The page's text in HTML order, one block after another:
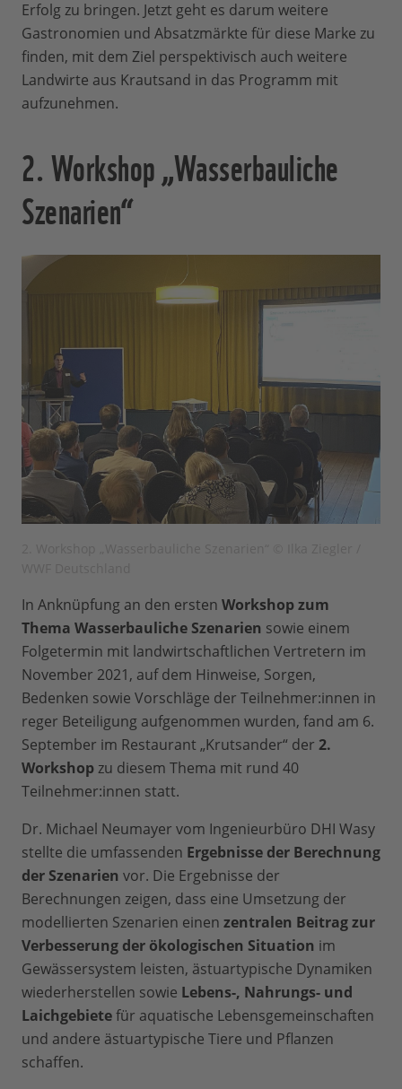
Erfolg zu bringen. Jetzt geht es darum weitere
Gastronomien und Absatzmärkte für diese Marke zu
finden, mit dem Ziel perspektivisch auch weitere
Landwirte aus Krautsand in das Programm mit
aufzunehmen.
2. Workshop „Wasserbauliche
Szenarien“
In Anknüpfung an den ersten Workshop zum
Thema Wasserbauliche Szenarien sowie einem
Folgetermin mit landwirtschaftlichen Vertretern im
November 2021, auf dem Hinweise, Sorgen,
Bedenken sowie Vorschläge der Teilnehmer:innen in
reger Beteiligung aufgenommen wurden, fand am 6.
September im Restaurant „Krutsander“ der 2.
Workshopzu diesem Thema mit rund 40
Teilnehmer:innen statt.
Dr. Michael Neumayer vom Ingenieurbüro DHI Wasy
stellte die umfassenden Ergebnisse der Berechnung
der Szenarien vor. Die Ergebnisse der
Berechnungen zeigen, dass eine Umsetzung der
modellierten Szenarien einen zentralen Beitrag zur
Verbesserung der ökologischen Situation im
Gewässersystem leisten, ästuartypische Dynamiken
wiederherstellen sowie Lebens-, Nahrungs- und
Laichgebietefür aquatische Lebensgemeinschaften
und andere ästuartypische Tiere und Pflanzen
schaffen.